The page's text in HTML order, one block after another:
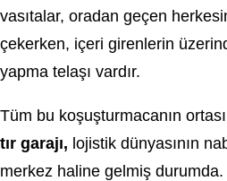
vasıtalar, oradan geçen
çekerken, içeri girenlerin
yapma telaşı vardır.
Tüm bu koşuşturmacanın
tır garajı, lojistik dünyasının
merkez haline gelmiş durumda.